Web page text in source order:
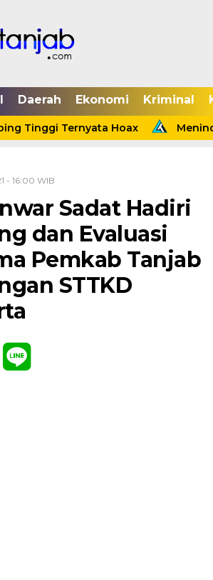
Daerah Ekonomi Kriminal
Tinggi Ternyata Hoax
- 16:00 WIB
Sadat Hadiri
dan Evaluasi
Pemkab Tanjab
STTKD